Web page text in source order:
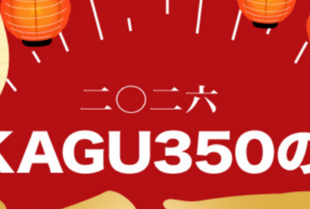
ク
送料無料
¥16,999
在庫：〇
送料無料